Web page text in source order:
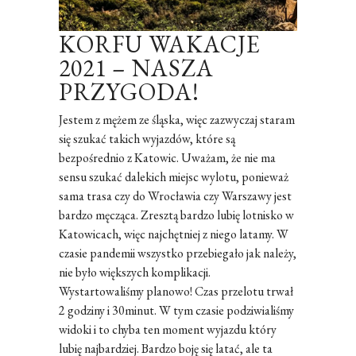
KORFU WAKACJE
2021 – NASZA
PRZYGODA!
Jestem z mężem ze śląska, więc zazwyczaj staram
się szukać takich wyjazdów, które są
bezpośrednio z Katowic. Uważam, że nie ma
sensu szukać dalekich miejsc wylotu, ponieważ
sama trasa czy do Wrocławia czy Warszawy jest
bardzo męcząca. Zresztą bardzo lubię lotnisko w
Katowicach, więc najchętniej z niego latamy. W
czasie pandemii wszystko przebiegało jak należy,
nie było większych komplikacji.
Wystartowaliśmy planowo! Czas przelotu trwał
2 godziny i 30minut. W tym czasie podziwialiśmy
widoki i to chyba ten moment wyjazdu który
lubię najbardziej. Bardzo boję się latać, ale ta